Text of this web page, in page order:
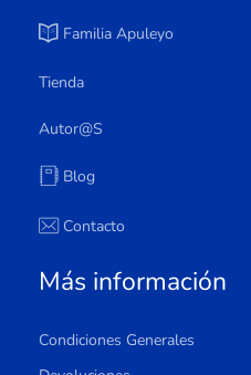
Familia Apuleyo
Tienda
Autor@s
Blog
Contacto
Más información
Condiciones Generales